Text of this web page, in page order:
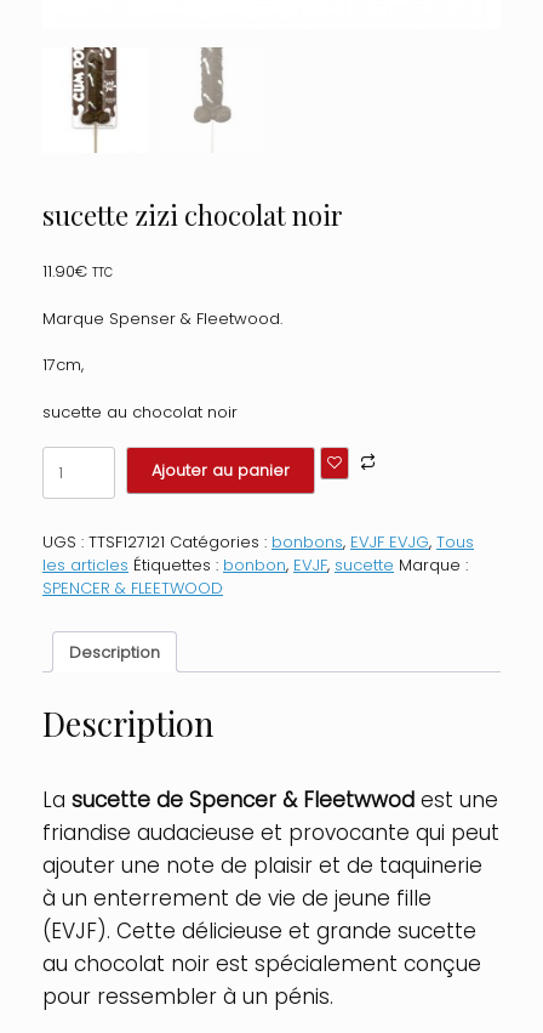
sucette zizi chocolat noir
11.90€ TTC
Marque Spenser & Fleetwood.
17cm,
sucette au chocolat noir
de
sucette
chocolat
noir
Ajouter au panier
UGS : TTSF127121 Catégories : bonbons, EVJF EVJG, Tous
les articles Étiquettes : bonbon, EVJF, sucette Marque :
SPENCER & FLEETWOOD
Description
Description
La sucette de Spencer & Fleetwwod est une
friandise audacieuse et provocante qui peut
ajouter une note de plaisir et de taquinerie
à un enterrement de vie de jeune fille
(EVJF). Cette délicieuse et grande sucette
au chocolat noir est spécialement conçue
pour ressembler à un pénis.